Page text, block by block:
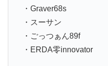
・Graver68s
・スーサン
・ごっつぁん89f
・ERDA零innovator